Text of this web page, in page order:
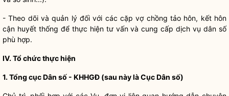
- Theo dõi và quản lý đối với các cặp vợ chồng tảo hôn, kết hôn
cận huyết thống để thực hiện tư vấn và cung cấp dịch vụ dân số
phù hợp.
IV. Tổ chức thực hiện
1. Tổng cục Dân số - KHHGĐ (sau này là Cục Dân số)